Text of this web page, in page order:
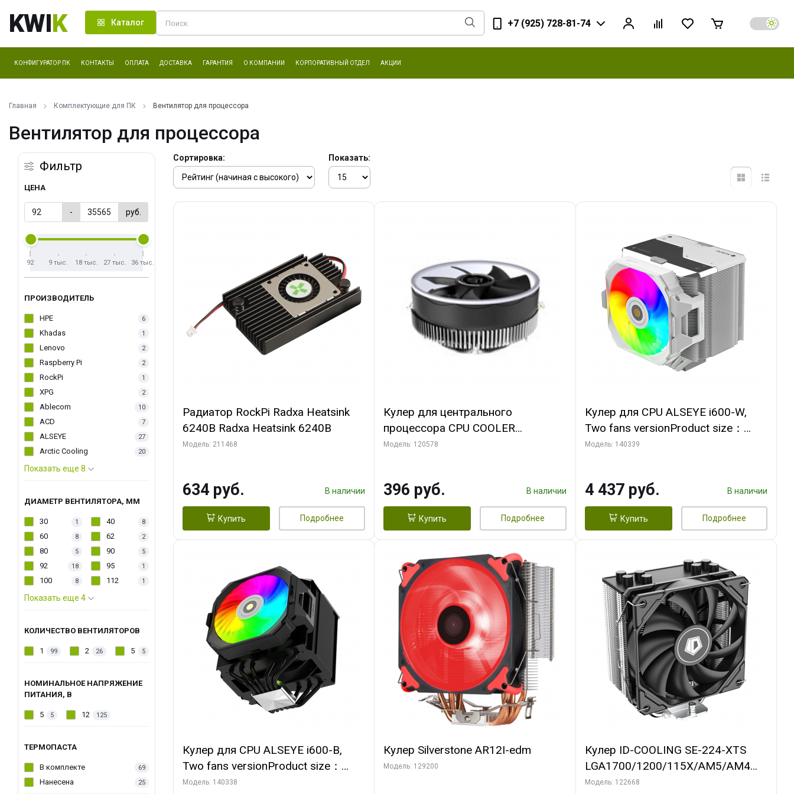
KWIK Каталог +7 (925) 728-81-74
КОНФИГУРАТОР ПК КОНТАКТЫ ОПЛАТА ДОСТАВКА ГАРАНТИЯ О КОМПАНИИ КОРПОРАТИВНЫЙ ОТДЕЛ АКЦИИ
Главная Комплектующие для ПК Вентилятор для процессора
Вентилятор для процессора
Фильтр
ЦЕНА
- руб.
92 9 тыс. 18 тыс. 27 тыс. 36 тыс.
ПРОИЗВОДИТЕЛЬ
HPE 6
Khadas 1
Lenovo 2
Raspberry Pi 2
RockPi 1
XPG 2
Ablecom 10
ACD 7
ALSEYE 27
Arctic Cooling 20
Показать еще 8
ДИАМЕТР ВЕНТИЛЯТОРА, ММ
30 1 40 8
60 8 62 2
80 5 90 5
92 18 95 1
100 8 112 1
Показать еще 4
КОЛИЧЕСТВО ВЕНТИЛЯТОРОВ
1 99 2 26 5 5
НОМИНАЛЬНОЕ НАПРЯЖЕНИЕ
ПИТАНИЯ, В
5 5 12 125
ТЕРМОПАСТА
В комплекте 69
Нанесена 25
Сортировка: Показать:
Радиатор RockPi Radxa Heatsink
6240B Radxa Heatsink 6240B
Модель: 211468
634 руб. В наличии
Купить Подробнее
Кулер для центрального
процессора CPU COOLER
109x109x68mm, 0.018-0.12A, 12V,
Модель: 120578
396 руб. В наличии
Купить Подробнее
Кулер для CPU ALSEYE i600-W,
Two fans versionProduct size：
144x121x159mmTDP：
LGA115X,1200,1700,1366,2011AM
D：AM4
Модель: 140339
4 437 руб. В наличии
Купить Подробнее
Кулер для CPU ALSEYE i600-B,
Two fans versionProduct size：
144x121x159mmTDP：
Модель: 140338
Кулер Silverstone AR12I-edm
Модель: 129200
Кулер ID-COOLING SE-224-XTS
LGA1700/1200/115X/AM5/AM4
(10шт/кор, TDP 220W, PWM, 4
Модель: 122668